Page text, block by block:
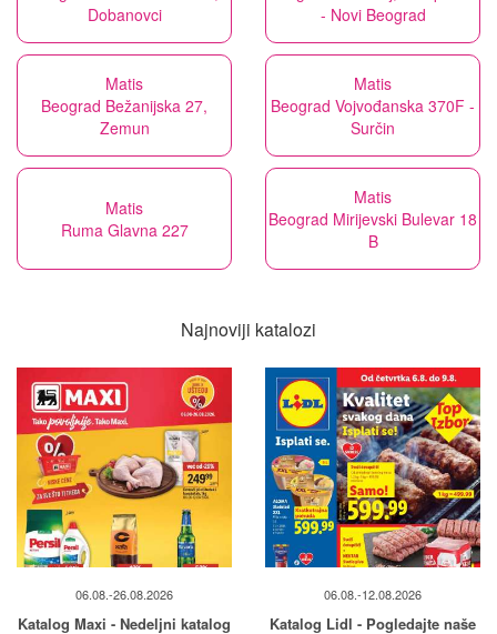
Dobanovci
- Novi Beograd
Matis
Beograd Bežanijska 27,
Zemun
Matis
Beograd Vojvođanska 370F -
Surčin
Matis
Ruma Glavna 227
Matis
Beograd Mirijevski Bulevar 18
B
Najnoviji katalozi
06.08.-26.08.2026
Katalog Maxi - Nedeljni katalog
06.08.-12.08.2026
Katalog Lidl - Pogledajte naše